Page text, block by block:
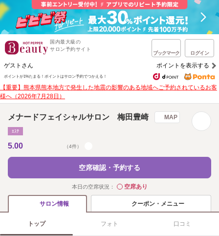
国内最大級の
サロン予約サイト
ブックマーク ログイン
ゲストさん ポイントを表示する
ポイントが1%たまる！ ポイントはサロン予約でつかえる！
【重要】熊本県熊本地方で発生した地震の影響のある地域へご予約されているお客
様へ（2026年7月28日）
メナードフェイシャルサロン 梅田豊崎 MAP
ｴｽﾃ
5.00 （4件）
空席確認・予約する
本日の空席状況： ◯空席あり
サロン情報 クーポン・メニュー
トップ フォト 口コミ